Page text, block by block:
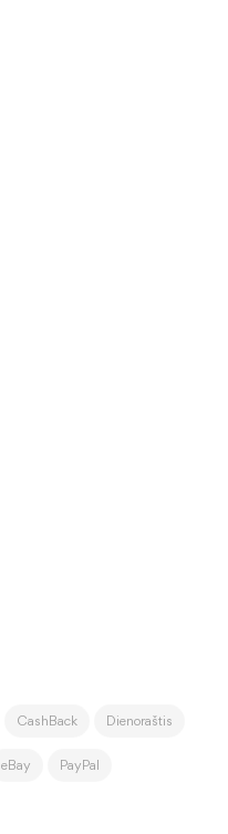
CashBack Dienoraštis
eBay PayPal